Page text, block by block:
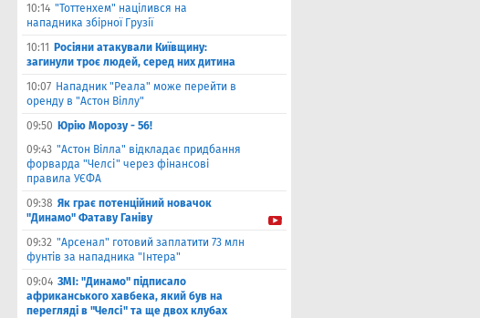
10:14 "Тоттенхем" націлився на
нападника збірної Грузії
10:11
Росіяни атакували Київщину:
загинули троє людей, серед них дитина
10:07 Нападник "Реала" може перейти в
оренду в "Астон Віллу"
09:50 Юрію Морозу - 56!
09:43 "Астон Вілла" відкладає придбання
форварда "Челсі" через фінансові
правила УЄФА
09:38 Як грає потенційний новачок
"Динамо" Фатаву Ганіву
09:32 "Арсенал" готовий заплатити 73 млн
фунтів за нападника "Інтера"
09:04 ЗМІ: "Динамо" підписало
африканського хавбека, який був на
перегляді в "Челсі" та ще двох клубах